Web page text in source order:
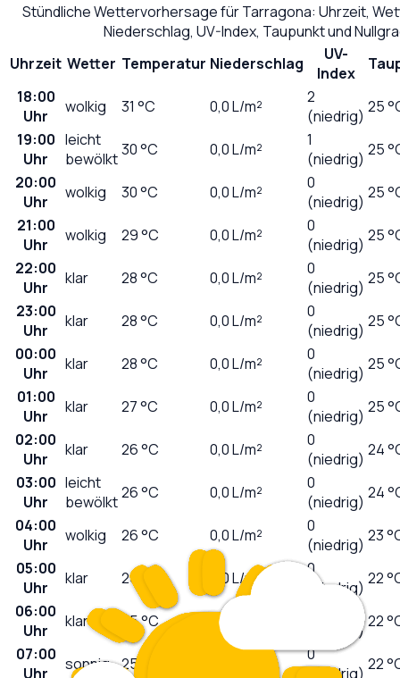
Stündliche Wettervorhersage fürTarragona: Uhrzeit,
Niederschlag, UV-Index, Taupunkt und
Uhrzeit Wetter Temperatur Niederschlag
UV-
Index
18:00
Uhr
wolkig 31 °C 0,0L/m²
2
(niedrig) 25
19:00
Uhr
leicht
bewölkt30°C 0,0L/m²
1
(niedrig) 25
20:00
Uhr
wolkig 30°C 0,0L/m²
0
(niedrig) 25
21:00
Uhr
wolkig 29°C 0,0L/m²
0
(niedrig) 25
22:00
Uhr
klar 28°C 0,0L/m²
0
(niedrig) 25
23:00
Uhr
klar 28°C 0,0L/m²
0
(niedrig) 25
00:00
Uhr
klar 28°C 0,0L/m²
0
(niedrig) 25
01:00
Uhr
klar 27°C 0,0L/m²
0
(niedrig) 25
02:00
Uhr
klar 26°C 0,0L/m²
0
(niedrig) 24
03:00
Uhr
leicht
bewölkt26°C 0,0L/m²
0
(niedrig) 24
04:00
Uhr
wolkig 26°C 0,0L/m²
0
(niedrig) 23
05:00
Uhr
klar 25 0,0L/m²
0
(niedrig) 22
06:00
Uhr
klar 25°C 0,0
(niedrig)22
07:00
Uhr
sonnig 25
0
(niedrig) 22